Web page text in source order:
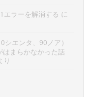
エラーを解消する に
エンタ、90ノア）
まらかなかった話
り